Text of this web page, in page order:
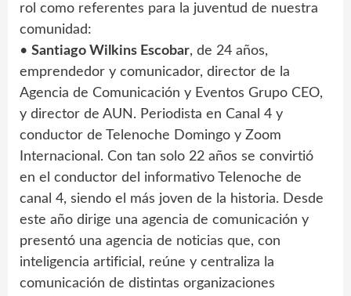
rol como referentes para la juventud de nuestra
comunidad:
• Santiago Wilkins Escobar, de 24 años,
emprendedor y comunicador, director de la
Agencia de Comunicación y Eventos Grupo CEO,
y director de AUN. Periodista en Canal 4 y
conductor de Telenoche Domingo y Zoom
Internacional. Con tan solo 22 años se convirtió
en el conductor del informativo Telenoche de
canal 4, siendo el más joven de la historia. Desde
este año dirige una agencia de comunicación y
presentó una agencia de noticias que, con
inteligencia artificial, reúne y centraliza la
comunicación de distintas organizaciones